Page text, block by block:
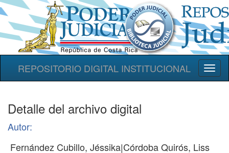
REPOSITORIO DIGITAL INSTITUCIONAL
Detalle del archivo digital
Autor: